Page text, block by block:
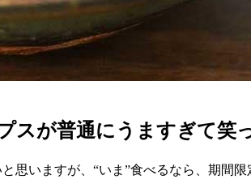
スが普通にうますぎて笑
思いますが、“いま”食べるなら、期間